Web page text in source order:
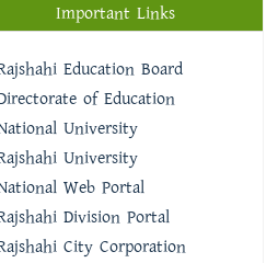
Important Links
Education Board
of Education
University
University
Web Portal
Division Portal
City Corporation